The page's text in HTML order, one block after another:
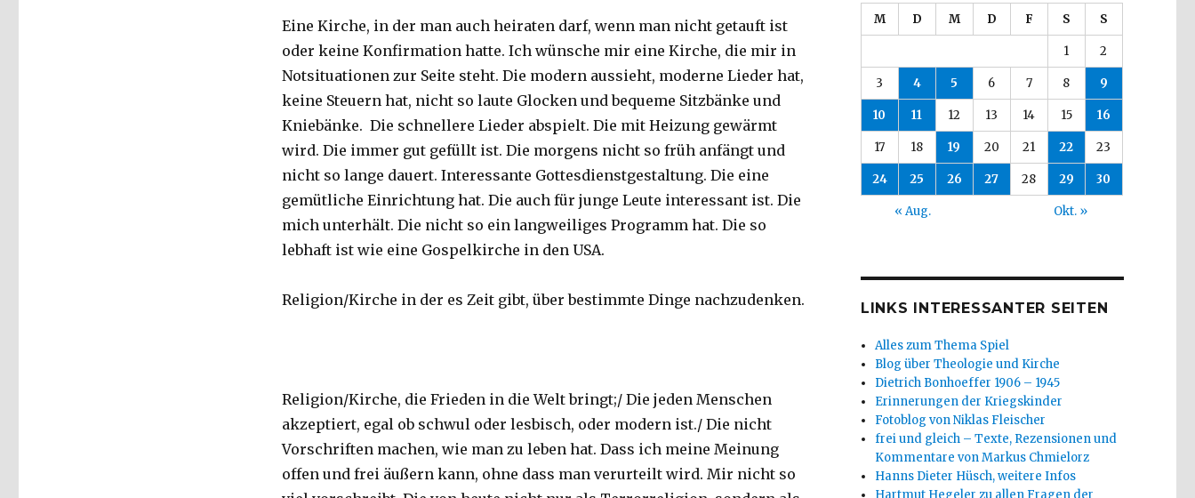
Eine Kirche, in der man auch heiraten darf, wenn man nicht getauft ist
oder keine Konfirmation hatte. Ich wünsche mir eine Kirche, die mir in
Notsituationen zur Seite steht. Die modern aussieht, moderne Lieder hat,
keine Steuern hat, nicht so laute Glocken und bequeme Sitzbänke und
Kniebänke. Die schnellere Lieder abspielt. Die mit Heizung gewärmt
wird. Die immer gut gefüllt ist. Die morgens nicht so früh anfängt und
nicht so lange dauert. Interessante Gottesdienstgestaltung. Die eine
gemütliche Einrichtung hat. Die auch für junge Leute interessant ist. Die
mich unterhält. Die nicht so ein langweiliges Programm hat. Die so
lebhaft ist wie eine Gospelkirche in den USA.
Religion/Kirche in der es Zeit gibt, über bestimmte Dinge nachzudenken.
Religion/Kirche, die Frieden in die Welt bringt;/ Die jeden Menschen
akzeptiert, egal ob schwul oder lesbisch, oder modern ist./ Die nicht
Vorschriften machen, wie man zu leben hat. Dass ich meine Meinung
offen und frei äußern kann, ohne dass man verurteilt wird. Mir nicht so
M D M D F S S
1 2
3 4 5 6 7 8 9
10 11 12 13 14 15 16
17 18 19 20 21 22 23
24 25 26 27 28 29 30
« Aug. Okt. »
LINKS INTERESSANTER SEITEN
Alles zum Thema Spiel
Blog über Theologie und Kirche
Dietrich Bonhoeffer 1906 – 1945
Erinnerungen der Kriegskinder
Fotoblog von Niklas Fleischer
frei und gleich – Texte, Rezensionen und
Kommentare von Markus Chmielorz
Hanns Dieter Hüsch, weitere Infos
Hartmut Hegeler zu allen Fragen der